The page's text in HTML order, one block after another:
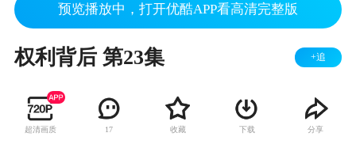
预览播放中，打开优酷APP看高清完整版
权利背后 第23集 +追
超清画质 17 收藏 下载 分享